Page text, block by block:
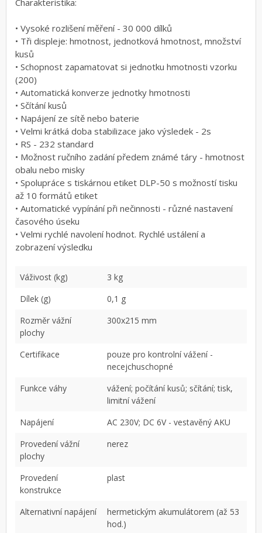
Charakteristika:
• Vysoké rozlišení měření - 30 000 dílků
• Tři displeje: hmotnost, jednotková hmotnost, množství
kusů
• Schopnost zapamatovat si jednotku hmotnosti vzorku
(200)
• Automatická konverze jednotky hmotnosti
• Sčítání kusů
• Napájení ze sítě nebo baterie
• Velmi krátká doba stabilizace jako výsledek - 2s
• RS - 232 standard
• Možnost ručního zadání předem známé táry - hmotnost
obalu nebo misky
• Spolupráce s tiskárnou etiket DLP-50 s možností tisku
až 10 formátů etiket
• Automatické vypínání při nečinnosti - různé nastavení
časového úseku
• Velmi rychlé navolení hodnot. Rychlé ustálení a
zobrazení výsledku
Váživost (kg)
3 kg
Dílek (g)
0,1 g
Rozměr vážní
plochy
300x215 mm
Certifikace
pouze pro kontrolní vážení -
necejchuschopné
Funkce váhy
vážení; počítání kusů; sčítání; tisk,
limitní vážení
Napájení
AC 230V; DC 6V - vestavěný AKU
Provedení vážní
plochy
nerez
Provedení
konstrukce
plast
Alternativní napájení
hermetickým akumulátorem (až 53
hod.)